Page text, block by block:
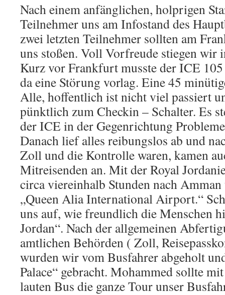
Nach einem anfänglichen, holprigen
Teilnehmer uns am Infostand des
zwei letzten Teilnehmer sollten am
uns stoßen. Voll Vorfreude stiegen wir
Kurz vor Frankfurt musste der ICE
da eine Störung vorlag. Eine 45
Alle, hoffentlich ist nicht viel passiert
pünktlich zum Checkin – Schalter. Es
der ICE in der Gegenrichtung
Danach lief alles reibungslos ab und
Zoll und die Kontrolle waren, kamen
Mitreisenden an. Mit der Royal
circa viereinhalb Stunden nach
„Queen Alia International Airport.“
uns auf, wie freundlich die Menschen
Jordan“. Nach der allgemeinen
amtlichen Behörden ( Zoll,
wurden wir vom Busfahrer abgeholt
Palace“ gebracht. Mohammed sollte
lauten Bus die ganze Tour unser